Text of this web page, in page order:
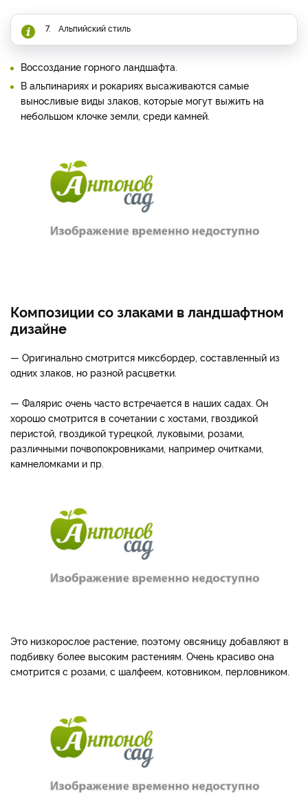
7. Альпийский стиль
Воссоздание горного ландшафта.
В альпинариях и рокариях высаживаются самые
выносливые виды злаков, которые могут выжить на
небольшом клочке земли, среди камней.
Композиции со злаками в ландшафтном
дизайне
— Оригинально смотрится миксбордер, составленный из
одних злаков, но разной расцветки.
— Фалярис очень часто встречается в наших садах. Он
хорошо смотрится в сочетании с хостами, гвоздикой
перистой, гвоздикой турецкой, луковыми, розами,
различными почвопокровниками, например очитками,
камнеломками и пр.
Это низкорослое растение, поэтому овсяницу добавляют в
подбивку более высоким растениям. Очень красиво она
смотрится с розами, с шалфеем, котовником, перловником.